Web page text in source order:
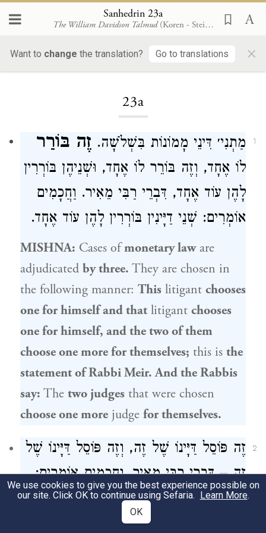
Sanhedrin 23a
The William Davidson Talmud (Koren - Steinsaltz)
Want to change the translation? Go to translations ×
23a
1 מַתְנִי׳ דִּינֵי מָמוֹנוֹת בִּשְׁלֹשָׁה. זֶה בּוֹרֵר
לוֹ אֶחָד, וְזֶה בּוֹרֵר לוֹ אֶחָד, וּשְׁנֵיהֶן בּוֹרְרִין
לָהֶן עוֹד אֶחָד, דִּבְרֵי רַבִּי מֵאִיר. וַחֲכָמִים
אוֹמְרִים: שְׁנֵי דַיָּינִין בּוֹרְרִין לָהֶן עוֹד אֶחָד.
MISHNA: Cases ofmonetary laware
adjudicated by three. They are chosen in
the following manner: This litigant chooses
one for himself and that litigant chooses
one for himself, and the two of them
choose one more for themselves; this is the
statement ofRabbi Meir. And the Rabbis
say: The two judges that were chosen
choose one more judge for themselves.
2
זֶה פּוֹסֵל דַּיָּינוֹ שֶׁל זֶה, וְזֶה פּוֹסֵל דַּיָּינוֹ שֶׁל
זֶה – דִּבְרֵי רַבִּי מֵאִיר. וַחֲכָמִים אוֹמְרִים:
אֵימָתַי? בִּזְמַן שֶׁמֵּבִיא עֲלֵיהֶן רְאָיָה שֶׁהֵן
קְרוֹבִין אוֹ פְּסוּלִין. אֲבָל אִם הָיוּ כְּשֵׁרִין אוֹ
We use cookies to give you the best experience possible on
our site. Click OK to continue using Sefaria. Learn More.
OK